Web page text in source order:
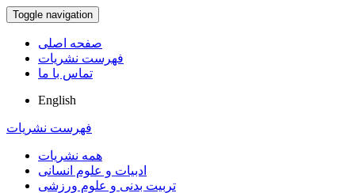
Toggle navigation
صفحه اصلی
فهرست نشریات
تماس با ما
English
فهرست نشریات
همه نشریات
ادبیات و علوم انسانی
تربیت بدنی و علوم ورزشی